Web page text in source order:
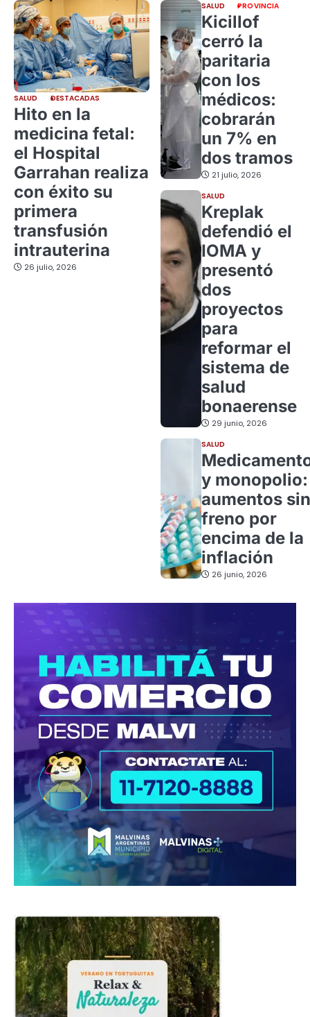
SALUD DESTACADAS
Hito en la
medicina fetal:
el Hospital
Garrahan realiza
con éxito su
primera
transfusión
intrauterina
26 julio, 2026
SALUD PROVINCIA
Kicillof
cerró la
paritaria
con los
médicos:
cobrarán
un 7% en
dos tramos
21 julio, 2026
SALUD
Kreplak
defendió el
IOMA y
presentó
dos
proyectos
para
reformar el
sistema de
salud
bonaerense
29 junio, 2026
SALUD
y monopolio:
aumentos sin
freno por
encima de la
inflación
26 junio, 2026